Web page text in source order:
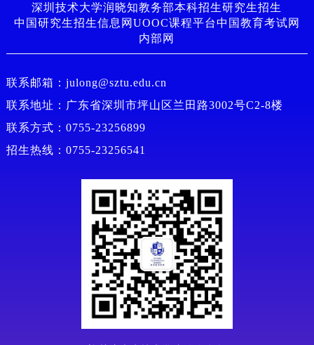
深圳技术大学润晓知教务部本科招生研究生招生
中国研究生招生信息网 UOOC课程平台中国教育考试网
内部网
联系邮箱：julong@sztu.edu.cn
联系地址：广东省深圳市坪山区兰田路3002号C2-8楼
联系方式：0755-23256899
招生热线：0755-23256541